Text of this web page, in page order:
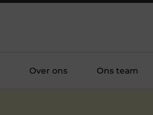
Over ons Ons team